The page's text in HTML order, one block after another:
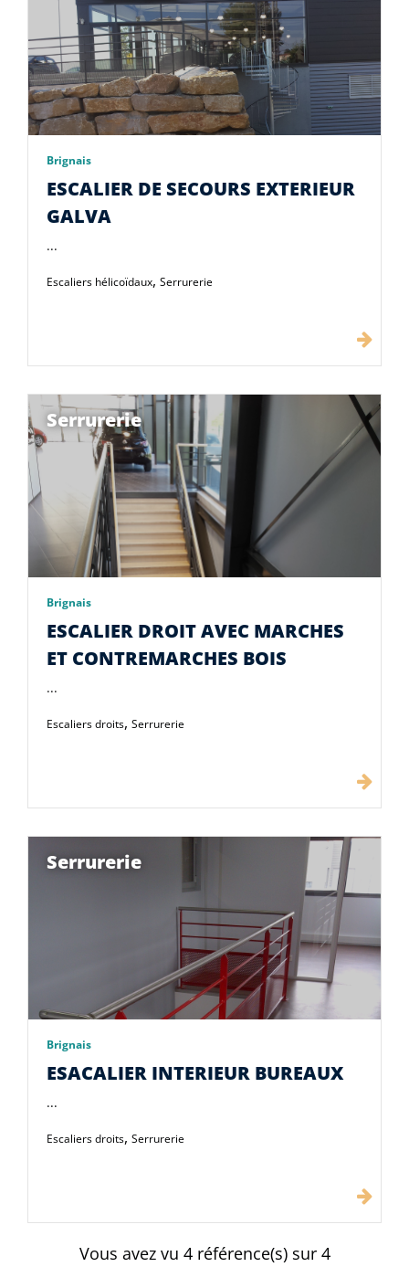
Brignais
ESCALIER DE SECOURS EXTERIEUR
GALVA
...
Escaliers hélicoïdaux, Serrurerie
Serrurerie
Brignais
ESCALIER DROIT AVEC MARCHES
ET CONTREMARCHES BOIS
...
Escaliers droits, Serrurerie
Serrurerie
Brignais
ESACALIER INTERIEUR BUREAUX
...
Escaliers droits, Serrurerie
Vous avez vu 4référence(s) sur 4